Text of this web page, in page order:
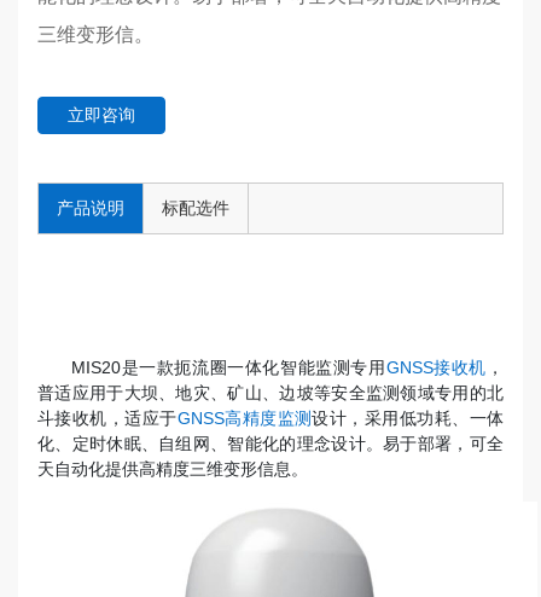
三维变形信。
立即咨询
产品说明 标配选件
MIS20是一款扼流圈一体化智能监测专用GNSS接收机 ，
普适应用于大坝、地灾、矿山、边坡等安全监测领域专用的北
斗接收机，适应于GNSS高精度监测设计，采用低功耗、一体
化、定时休眠、自组网、智能化的理念设计。易于部署，可全
天自动化提供高精度三维变形信息。